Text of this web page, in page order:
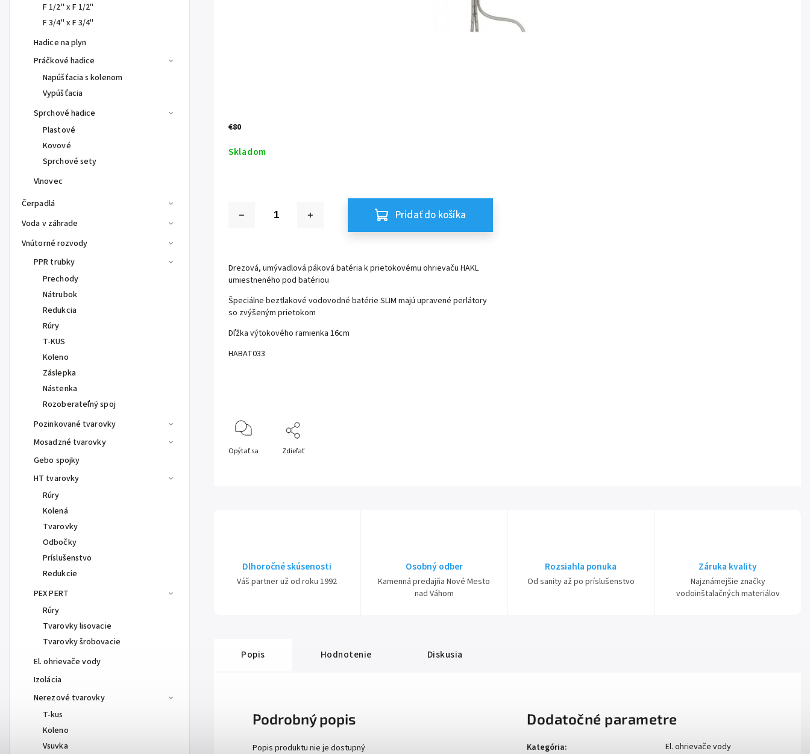
F 1/2" x F 1/2"
F 3/4" x F 3/4"
Hadice na plyn
Práčkové hadice
Napúšťacia s kolenom
Vypúšťacia
Sprchové hadice
Plastové
Kovové
Sprchové sety
Vlnovec
Čerpadlá
Voda v záhrade
Vnútorné rozvody
PPR trubky
Prechody
Nátrubok
Redukcia
Rúry
T-KUS
Koleno
Záslepka
Nástenka
Rozoberateľný spoj
Pozinkované tvarovky
Mosadzné tvarovky
Gebo spojky
HT tvarovky
Rúry
Kolená
Tvarovky
Odbočky
Príslušenstvo
Redukcie
PEX PERT
Rúry
Tvarovky lisovacie
Tvarovky šrobovacie
El. ohrievače vody
Izolácia
Nerezové tvarovky
T-kus
Koleno
Vsuvka
€80
Skladom
Pridať do košíka
Drezová, umývadlová páková batéria k prietokovému ohrievaču HAKL
umiestneného pod batériou
Špeciálne beztlakové vodovodné batérie SLIM majú upravené perlátory
so zvýšeným prietokom
Dľžka výtokového ramienka 16cm
HABAT033
Opýtať sa Zdieľať
Dlhoročné skúsenosti
Váš partner už od roku 1992
Osobný odber
Kamenná predajňa Nové Mesto
nad Váhom
Rozsiahla ponuka
Od sanity až po príslušenstvo
Záruka kvality
Najznámejšie značky
vodoinštalačných materiálov
Popis Hodnotenie Diskusia
Podrobný popis
Popis produktu nie je dostupný
Dodatočné parametre
Kategória:
El. ohrievače vody